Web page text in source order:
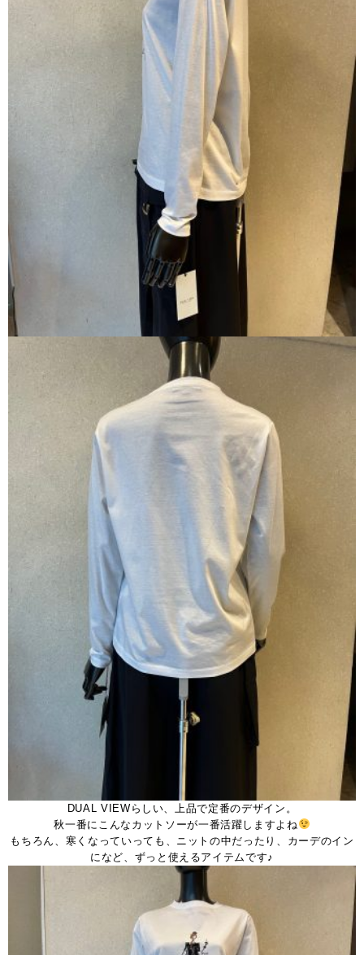
DUAL VIEWらしい、上品で定番のデザイン。
秋一番にこんなカットソーが一番活躍しますよね
もちろん、寒くなっていっても、ニットの中だったり、カーデのイン
になど、ずっと使えるアイテムです♪